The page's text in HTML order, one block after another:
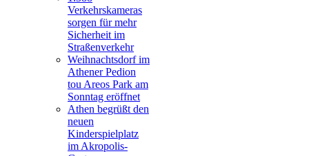
Verkehrskameras
sorgen für mehr
Sicherheit im
Straßenverkehr
Weihnachtsdorf im
Athener Pedion
tou Areos Park am
Sonntag eröffnet
Athen begrüßt den
neuen
Kinderspielplatz
im Akropolis-